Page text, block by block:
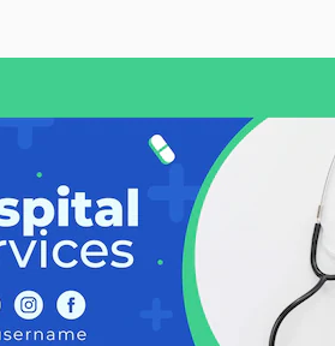
Produtos
Spaces
Assistente de IA
imagens
Gerador de vídeos
Começar
Academy
Documentação
Termos e
condições